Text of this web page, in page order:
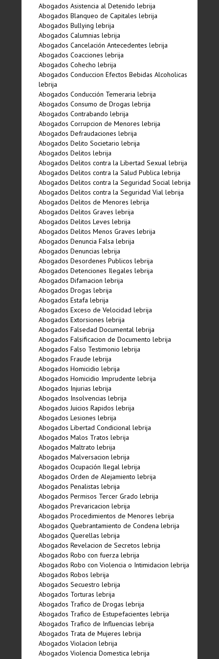
Abogados Asistencia al Detenido lebrija
Abogados Blanqueo de Capitales lebrija
Abogados Bullying lebrija
Abogados Calumnias lebrija
Abogados Cancelación Antecedentes lebrija
Abogados Coacciones lebrija
Abogados Cohecho lebrija
Abogados Conduccion Efectos Bebidas Alcoholicas
lebrija
Abogados Conducción Temeraria lebrija
Abogados Consumo de Drogas lebrija
Abogados Contrabando lebrija
Abogados Corrupcion de Menores lebrija
Abogados Defraudaciones lebrija
Abogados Delito Societario lebrija
Abogados Delitos lebrija
Abogados Delitos contra la Libertad Sexual lebrija
Abogados Delitos contra la Salud Publica lebrija
Abogados Delitos contra la Seguridad Social lebrija
Abogados Delitos contra la Seguridad Vial lebrija
Abogados Delitos de Menores lebrija
Abogados Delitos Graves lebrija
Abogados Delitos Leves lebrija
Abogados Delitos Menos Graves lebrija
Abogados Denuncia Falsa lebrija
Abogados Denuncias lebrija
Abogados Desordenes Publicos lebrija
Abogados Detenciones Ilegales lebrija
Abogados Difamacion lebrija
Abogados Drogas lebrija
Abogados Estafa lebrija
Abogados Exceso de Velocidad lebrija
Abogados Extorsiones lebrija
Abogados Falsedad Documental lebrija
Abogados Falsificacion de Documento lebrija
Abogados Falso Testimonio lebrija
Abogados Fraude lebrija
Abogados Homicidio lebrija
Abogados Homicidio Imprudente lebrija
Abogados Injurias lebrija
Abogados Insolvencias lebrija
Abogados Juicios Rapidos lebrija
Abogados Lesiones lebrija
Abogados Libertad Condicional lebrija
Abogados Malos Tratos lebrija
Abogados Maltrato lebrija
Abogados Malversacion lebrija
Abogados Ocupación Ilegal lebrija
Abogados Orden de Alejamiento lebrija
Abogados Penalistas lebrija
Abogados Permisos Tercer Grado lebrija
Abogados Prevaricacion lebrija
Abogados Procedimientos de Menores lebrija
Abogados Quebrantamiento de Condena lebrija
Abogados Querellas lebrija
Abogados Revelacion de Secretos lebrija
Abogados Robo con fuerza lebrija
Abogados Robo con Violencia o Intimidacion lebrija
Abogados Robos lebrija
Abogados Secuestro lebrija
Abogados Torturas lebrija
Abogados Trafico de Drogas lebrija
Abogados Trafico de Estupefacientes lebrija
Abogados Trafico de Influencias lebrija
Abogados Trata de Mujeres lebrija
Abogados Violacion lebrija
Abogados Violencia Domestica lebrija